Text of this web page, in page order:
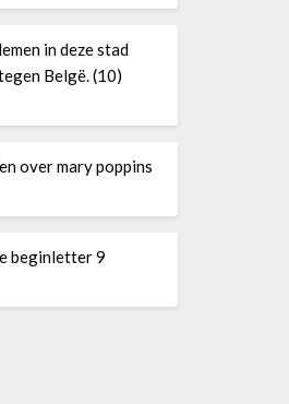
in deze stad
Belgë. (10)
over mary poppins
beginletter 9